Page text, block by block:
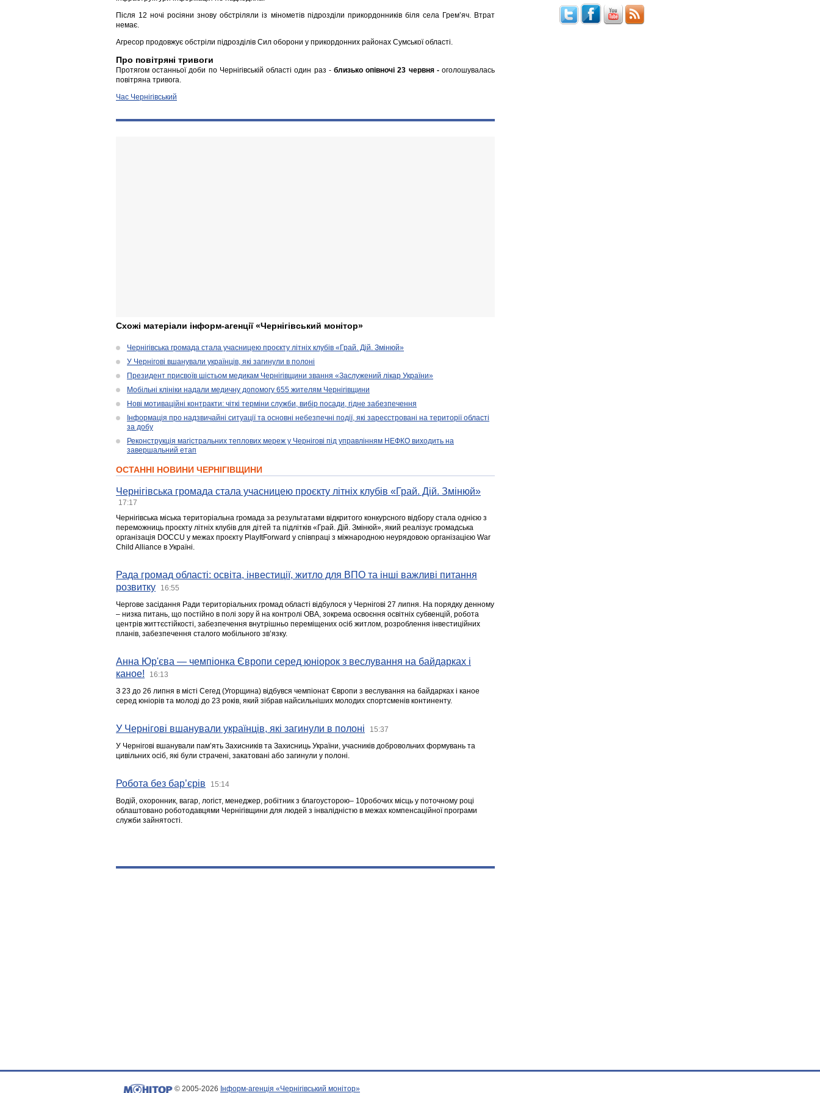
Після 12 ночі росіяни знову обстріляли із мінометів підрозділи прикордонників біля села Грем’яч. Втрат
немає.
Агресор продовжує обстріли підрозділів Сил оборони у прикордонних районах Сумської області.
Про повітряні тривоги
Протягом останньої доби по Чернігівській області один раз - близько опівночі 23 червня -оголошувалась
повітряна тривога.
Час Чернігівський
Схожі матеріали інформ-агенції «Чернігівський монітор»
Чернігівська громада стала учасницею проєкту літніх клубів «Грай. Дій. Змінюй»
У Чернігові вшанували українців, які загинули в полоні
Президент присвоїв шістьом медикам Чернігівщини звання «Заслужений лікар України»
Мобільні клініки надали медичну допомогу 655 жителям Чернігівщини
Нові мотиваційні контракти: чіткі терміни служби, вибір посади, гідне забезпечення
Інформація про надзвичайні ситуації та основні небезпечні події, які зареєстровані на території області
за добу
Реконструкція магістральних теплових мереж у Чернігові під управлінням НЕФКО виходить на
завершальний етап
ОСТАННІ НОВИНИ ЧЕРНІГІВЩИНИ
Чернігівська громада стала учасницею проєкту літніх клубів «Грай. Дій. Змінюй»
17:17
Чернігівська міська територіальна громада за результатами відкритого конкурсного відбору стала однією з
переможниць проєкту літніх клубів для дітей та підлітків «Грай. Дій. Змінюй», який реалізує громадська
організація DOCCU у межах проєкту PlayItForward у співпраці з міжнародною неурядовою організацією War
Child Alliance в Україні.
Рада громад області: освіта, інвестиції, житло для ВПО та інші важливі питання
розвитку
16:55
Чергове засідання Ради територіальних громад області відбулося у Чернігові 27 липня. На порядку денному
– низка питань, що постійно в полі зору й на контролі ОВА, зокрема освоєння освітніх субвенцій, робота
центрів життєстійкості, забезпечення внутрішньо переміщених осіб житлом, розроблення інвестиційних
планів, забезпечення сталого мобільного зв’язку.
Анна Юр'єва — чемпіонка Європи серед юніорок з веслування на байдарках і
каное!
16:13
З 23 до 26 липня в місті Сегед (Угорщина) відбувся чемпіонат Європи з веслування на байдарках і каное
серед юніорів та молоді до 23 років, який зібрав найсильніших молодих спортсменів континенту.
У Чернігові вшанували українців, які загинули в полоні 15:37
У Чернігові вшанували пам’ять Захисників та Захисниць України, учасників добровольчих формувань та
цивільних осіб, які були страчені, закатовані або загинули у полоні.
Робота без бар’єрів 15:14
Водій, охоронник, вагар, логіст, менеджер, робітник з благоусторою– 10робочих місць у поточному році
облаштовано роботодавцями Чернігівщини для людей з інвалідністю в межах компенсаційної програми
служби зайнятості.
© 2005-2026 Інформ-агенція «Чернігівський монітор»